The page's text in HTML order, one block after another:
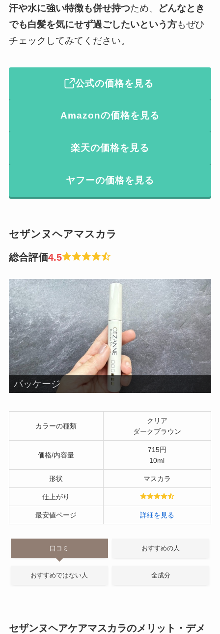
汗や水に強い特徴も併せ持つため、
どんなとき
でも白髪を気にせず過ごしたいという方もぜひ
チェックしてみてください。
公式の価格を見る
Amazonの価格を見る
楽天の価格を見る
ヤフーの価格を見る
セザンヌヘアマスカラ
総合評価4.5
パッケージ
カラーの種類
クリア
ダークブラウン
価格/内容量
715円
10ml
形状 マスカラ
仕上がり
最安値ページ 詳細を見る
口コミ おすすめの人
おすすめではない人 全成分
セザンヌヘアケアマスカラのメリット・デメ